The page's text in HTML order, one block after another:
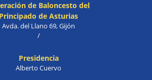
de Baloncesto del
Principado de Asturias
Avda. del Llano 69, Gijón
/
Presidencia
Alberto Cuervo